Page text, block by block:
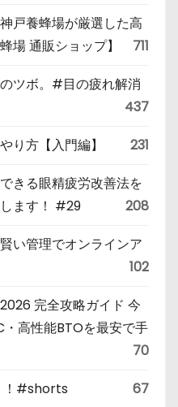
戸養蜂場が厳選した高
場 通販ショップ】
711
ツボ。#目の疲れ解消
437
り方【入門編】 231
きる眼精疲労改善法を
ます！ #29
208
い管理でオンラインア
102
完全攻略ガイド 今
高性能BTOを最安で手
70
！#shorts 67